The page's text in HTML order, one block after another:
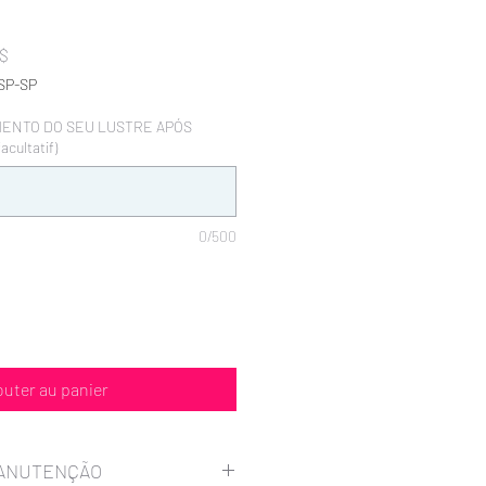
promotionnel
SP
DO SEU LUSTRE APÓS
0/500
au panier